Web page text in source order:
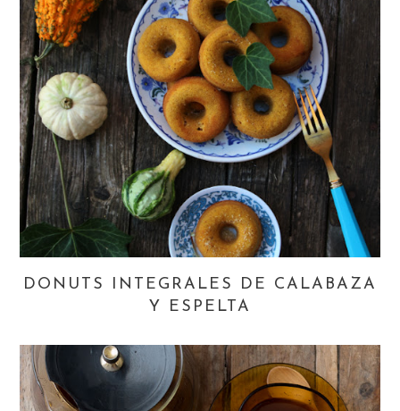
DONUTS INTEGRALES DE CALABAZA
Y ESPELTA